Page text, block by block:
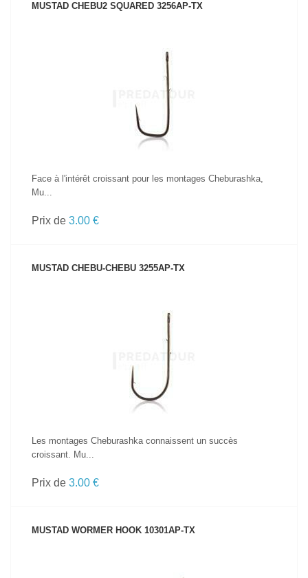
MUSTAD CHEBU2 SQUARED 3256AP-TX
VOIR LE PRODUIT
Face à l'intérêt croissant pour les montages Cheburashka,
Mu...
Prix de 3.00 €
MUSTAD CHEBU-CHEBU 3255AP-TX
VOIR LE PRODUIT
Les montages Cheburashka connaissent un succès
croissant. Mu...
Prix de 3.00 €
MUSTAD WORMER HOOK 10301AP-TX